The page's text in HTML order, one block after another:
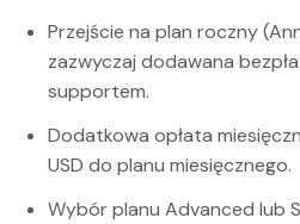
Przejście na plan roczny
zazwyczaj dodawana
supportem.
Dodatkowa opłata
USD do planu miesięcznego.
Wybór planu Advanced lub